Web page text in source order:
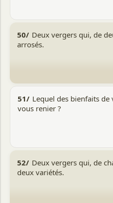
50/ Deux vergers qui, de
arrosés.
51/ Lequel des bienfaits
vous renier ?
52/ Deux vergers qui, de
deux variétés.